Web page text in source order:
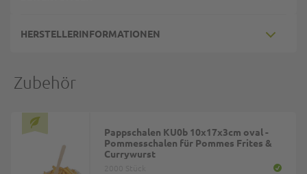
HERSTELLERINFORMATIONEN
Zubehör
Pappschalen KU0b 10x17x3cm oval -
Pommesschalen für Pommes Frites &
Currywurst